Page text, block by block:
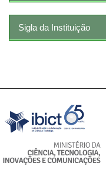
Sigla da Instituição